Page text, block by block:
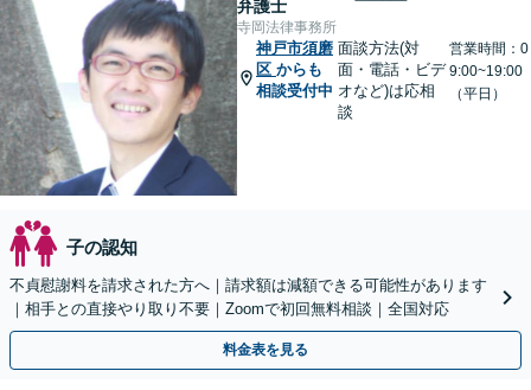
弁護士
寺岡法律事務所
神戸市須磨
区 からも
相談受付中
面談方法(対
面・電話・ビデ
オなど)は応相
談
営業時間：0
9:00~19:00
（平日）
子の認知
不貞慰謝料を請求された方へ｜請求額は減額できる可能性があります
｜相手との直接やり取り不要｜Zoomで初回無料相談｜全国対応
料金表を見る